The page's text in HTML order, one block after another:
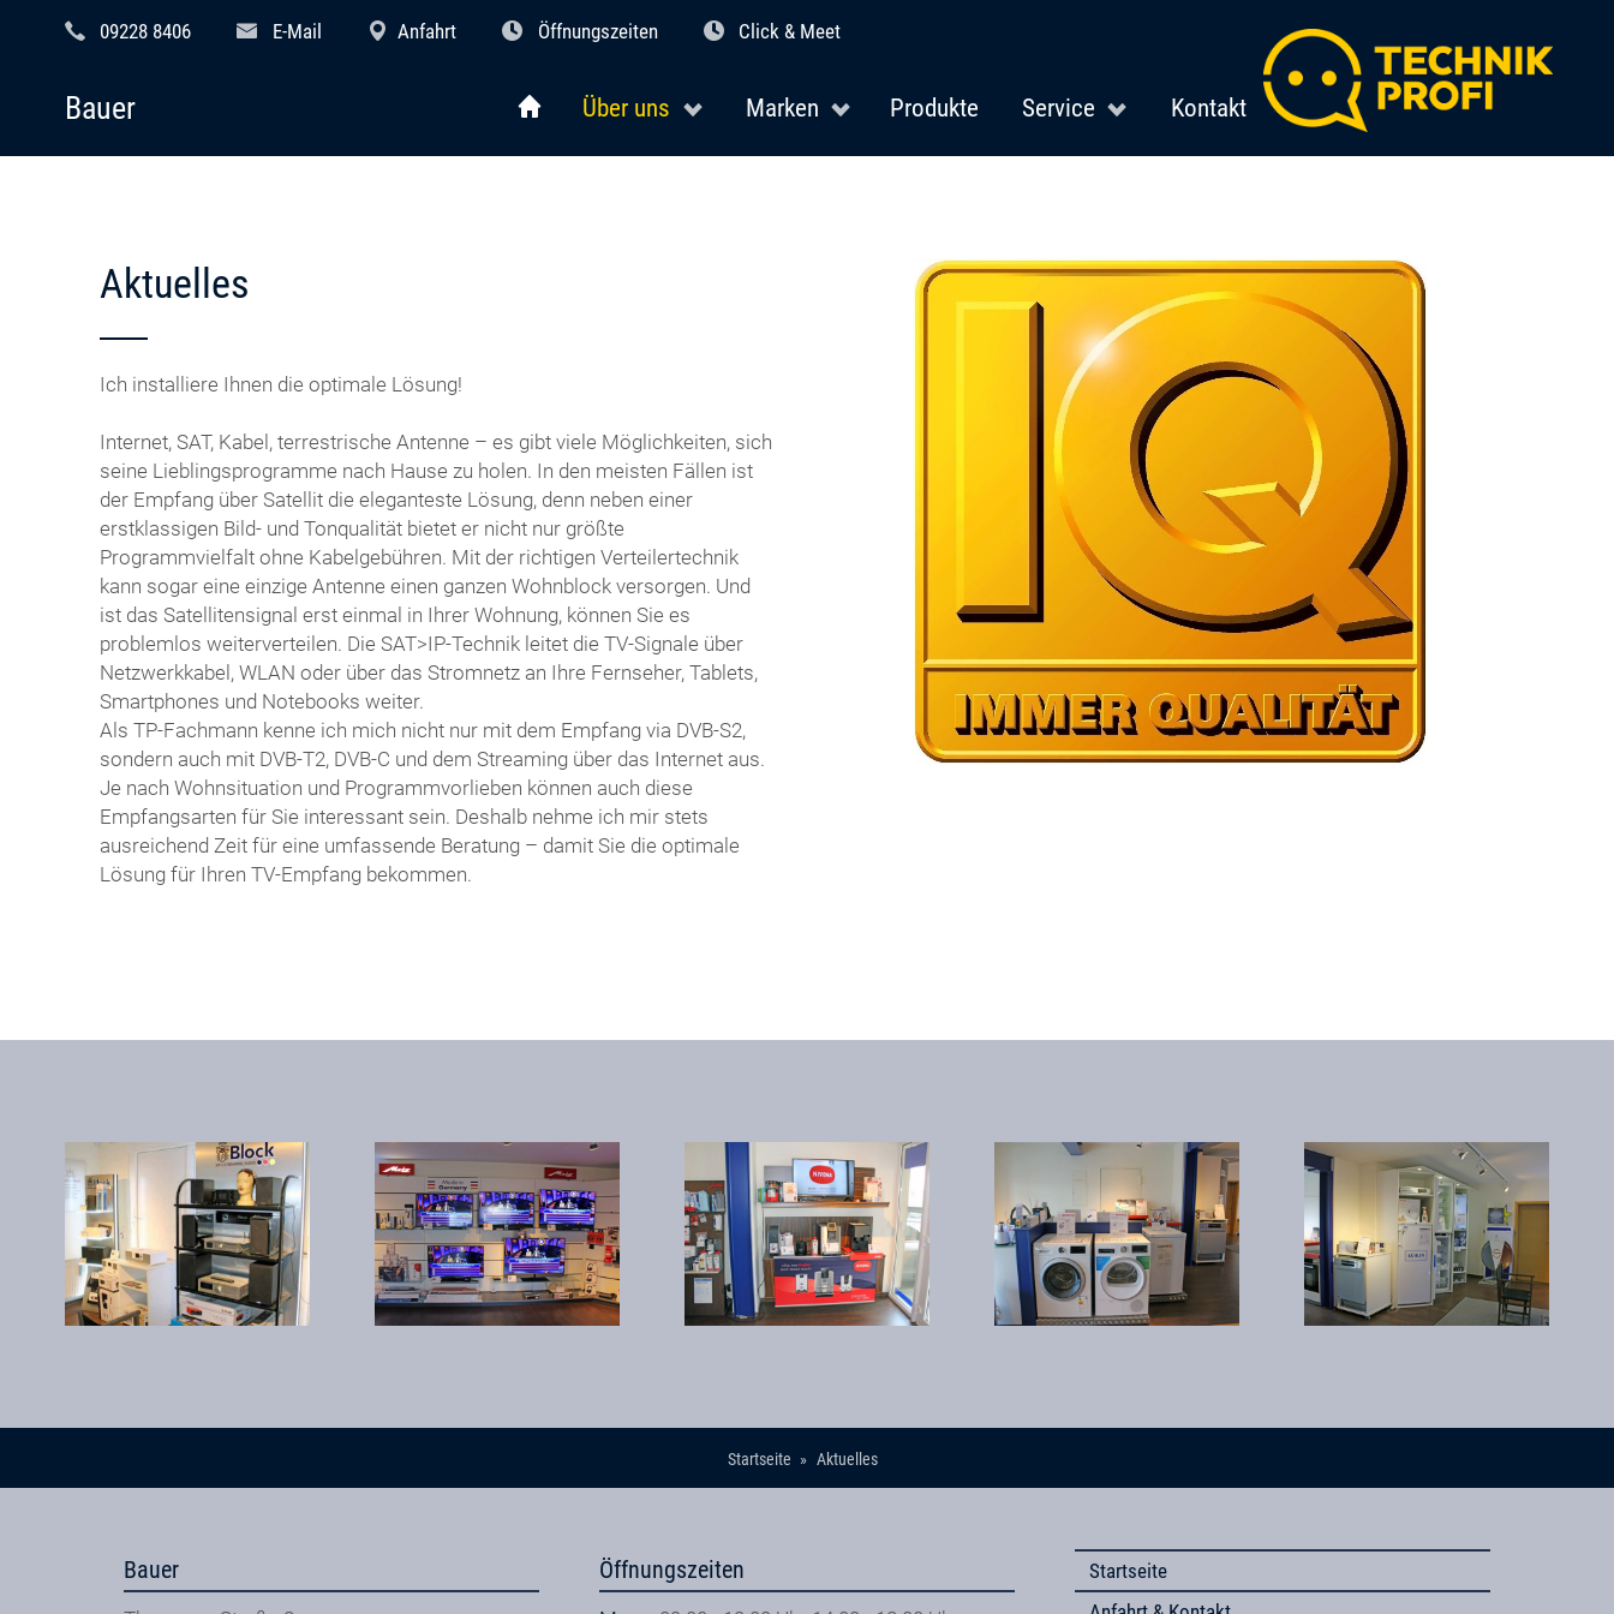
09228 8406 E-Mail Anfahrt Öffnungszeiten Click & Meet
Über uns Marken Produkte Service Kontakt
Bauer
Aktuelles
Ich installiere Ihnen die optimale Lösung!
Internet, SAT, Kabel, terrestrische Antenne – es gibt viele Möglichkeiten, sich
seine Lieblingsprogramme nach Hause zu holen. In den meisten Fällen ist
der Empfang über Satellit die eleganteste Lösung, denn neben einer
erstklassigen Bild- und Tonqualität bietet er nicht nur größte
Programmvielfalt ohne Kabelgebühren. Mit der richtigen Verteilertechnik
kann sogar eine einzige Antenne einen ganzen Wohnblock versorgen. Und
ist das Satellitensignal erst einmal in Ihrer Wohnung, können Sie es
problemlos weiterverteilen. Die SAT>IP-Technik leitet die TV-Signale über
Netzwerkkabel, WLAN oder über das Stromnetz an Ihre Fernseher, Tablets,
Smartphones und Notebooks weiter.
Als TP-Fachmann kenne ich mich nicht nur mit dem Empfang via DVB-S2,
sondern auch mit DVB-T2, DVB-C und dem Streaming über das Internet aus.
Je nach Wohnsituation und Programmvorlieben können auch diese
Empfangsarten für Sie interessant sein. Deshalb nehme ich mir stets
ausreichend Zeit für eine umfassende Beratung – damit Sie die optimale
Lösung für Ihren TV-Empfang bekommen.
Startseite Aktuelles
Bauer Öffnungszeiten
Startseite